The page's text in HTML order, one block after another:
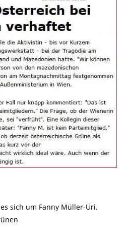
sich um Fanny Müller-Uri.